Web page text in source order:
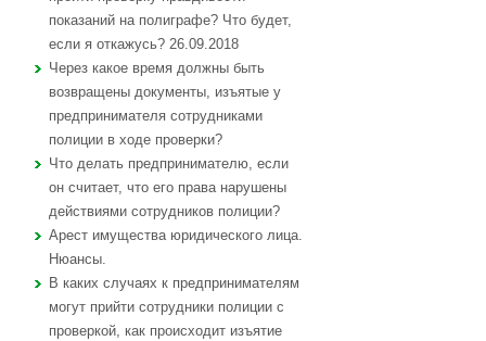
показаний на полиграфе? Что будет,
если я откажусь? 26.09.2018
Через какое время должны быть
возвращены документы, изъятые у
предпринимателя сотрудниками
полиции в ходе проверки?
Что делать предпринимателю, если
он считает, что его права нарушены
действиями сотрудников полиции?
Арест имущества юридического лица.
Нюансы.
В каких случаях к предпринимателям
могут прийти сотрудники полиции с
проверкой, как происходит изъятие